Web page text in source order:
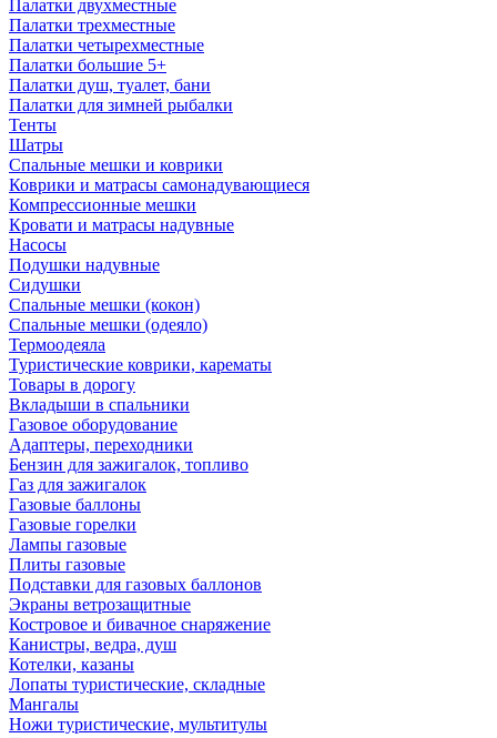
Палатки двухместные
Палатки трехместные
Палатки четырехместные
Палатки большие 5+
Палатки душ, туалет, бани
Палатки для зимней рыбалки
Тенты
Шатры
Спальные мешки и коврики
Коврики и матрасы самонадувающиеся
Компрессионные мешки
Кровати и матрасы надувные
Насосы
Подушки надувные
Сидушки
Спальные мешки (кокон)
Спальные мешки (одеяло)
Термоодеяла
Туристические коврики, карематы
Товары в дорогу
Вкладыши в спальники
Газовое оборудование
Адаптеры, переходники
Бензин для зажигалок, топливо
Газ для зажигалок
Газовые баллоны
Газовые горелки
Лампы газовые
Плиты газовые
Подставки для газовых баллонов
Экраны ветрозащитные
Костровое и бивачное снаряжение
Канистры, ведра, душ
Котелки, казаны
Лопаты туристические, складные
Мангалы
Ножи туристические, мультитулы